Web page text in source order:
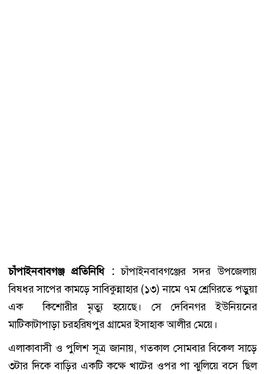
চাঁপাইনবাবগঞ্জ প্রতিনিধি :চাঁপাইনবাবগঞ্জের সদর উপজেলায়
বিষধর সাপের কামড়ে সাবিকুন্নাহার (১৩) নামে ৭ম শ্রেণিরতে পড়ুয়া
এক কিশোরীর মৃত্যু হয়েছে। সে দেবিনগর ইউনিয়নের
মাটিকাটাপাড়া চরহরিষপুর গ্রামের ইসাহাক আলীর মেয়ে।
এলাকাবাসী ও পুলিশ সূত্র জানায়, গতকাল সোমবার বিকেল সাড়ে
৩টার দিকে বাড়ির একটি কক্ষে খাটের ওপর পা ঝুলিয়ে বসে ছিল